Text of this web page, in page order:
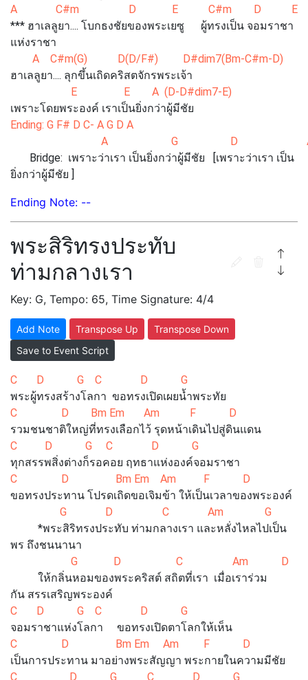
A C#m D E C#m D E
*** ฮาเลลูยา.... โบกธงชัยของพระเยซู ผู้ทรงเป็น จอมราชา
แห่งราชา
A C#m(G) D(D/F#) D#dim7(Bm-C#m-D)
ฮาเลลูยา.... ลุกขึ้นเถิดคริสตจักรพระเจ้า
E E A (D-D#dim7-E)
เพราะโดยพระองค์ เราเป็นยิ่งกว่าผู้มีชัย
Ending: G F# D C- A G D A
A G D
Bridge: เพราะว่าเรา เป็นยิ่งกว่าผู้มีชัย [เพราะว่าเรา เป็น
ยิ่งกว่าผู้มีชัย ]
Ending Note: --
พระสิริทรงประทับ
ท่ามกลางเรา
Key: G, Tempo: 65, Time Signature: 4/4
Add Note Transpose Up
Transpose Down
Save to Event Script
C D G C D G
พระผู้ทรงสร้างโลกา ขอทรงเปิดเผยน้ำพระทัย
C D Bm Em Am F D
รวมชนชาติใหญ่ที่ทรงเลือกไว้ รุดหน้าเดินไปสู่ดินแดน
C D G C D G
ทุกสรรพสิ่งต่างก็รอคอย ฤทธาแห่งองค์จอมราชา
C D Bm Em Am F D
ขอทรงประทาน โปรดเถิดขอเจิมข้า ให้เป็นเวลาของพระองค์
G D C Am G
*พระสิริทรงประทับ ท่ามกลางเรา และหลั่งไหลไปเป็น
พร ถึงชนนานา
G D C Am D G
ให้กลิ่นหอมของพระคริสต์ สถิตที่เรา เมื่อเราร่วม
กัน สรรเสริญพระองค์
C D G C D G
จอมราชาแห่งโลกา ขอทรงเปิดตาโลกให้เห็น
C D Bm Em Am F D
เป็นการประทาน มาอย่างพระสัญญา พระกายในความมีชัย
C D G C D G